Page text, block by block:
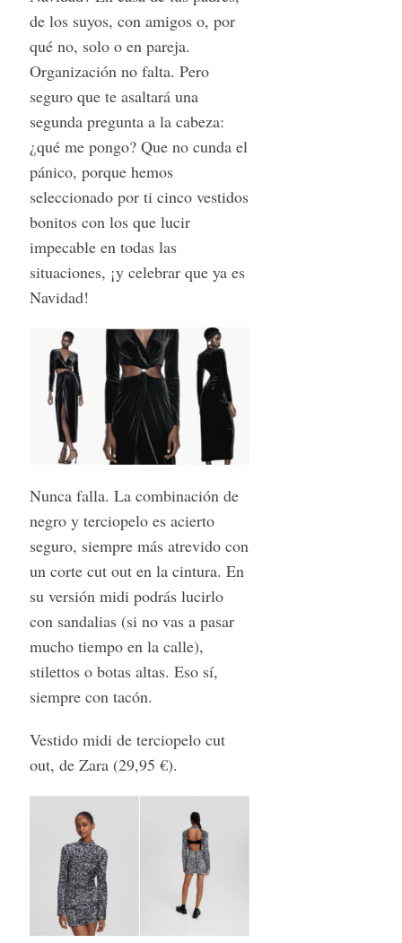
de los suyos, con amigos o, por
qué no, solo o en pareja.
Organización no falta. Pero
seguro que te asaltará una
segunda pregunta a la cabeza:
¿qué me pongo? Que no cunda el
pánico, porque hemos
seleccionado por ti cinco vestidos
bonitos con los que lucir
impecable en todas las
situaciones, ¡y celebrar que ya es
Navidad!
Nunca falla. La combinación de
negro y terciopelo es acierto
seguro, siempre más atrevido con
un corte cut out en la cintura. En
su versión midi podrás lucirlo
con sandalias (si no vas a pasar
mucho tiempo en la calle),
stilettos o botas altas. Eso sí,
siempre con tacón.
Vestido midi de terciopelo cut
out, de Zara (29,95 €).